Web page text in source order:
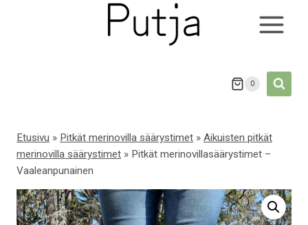
0
Etusivu » Pitkät merinovilla säärystimet » Aikuisten pitkät
merinovilla säärystimet » Pitkät merinovillasäärystimet –
Vaaleanpunainen